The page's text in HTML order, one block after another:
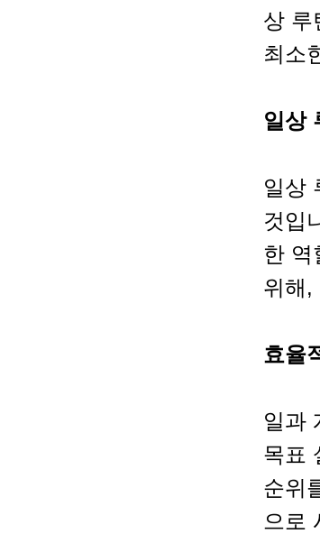
상 루
최소
일상
일상
것입
한 역
위해,
효율
일과
목표
순위
으로